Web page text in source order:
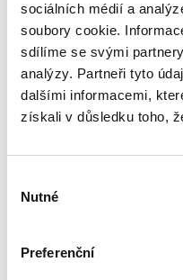
sociálních médií a
soubory cookie.
sdílíme se svými
analýzy. Partneři tyto
dalšími informacemi,
získali v důsledku toho,
souhlasu
Nutné
Preferenční